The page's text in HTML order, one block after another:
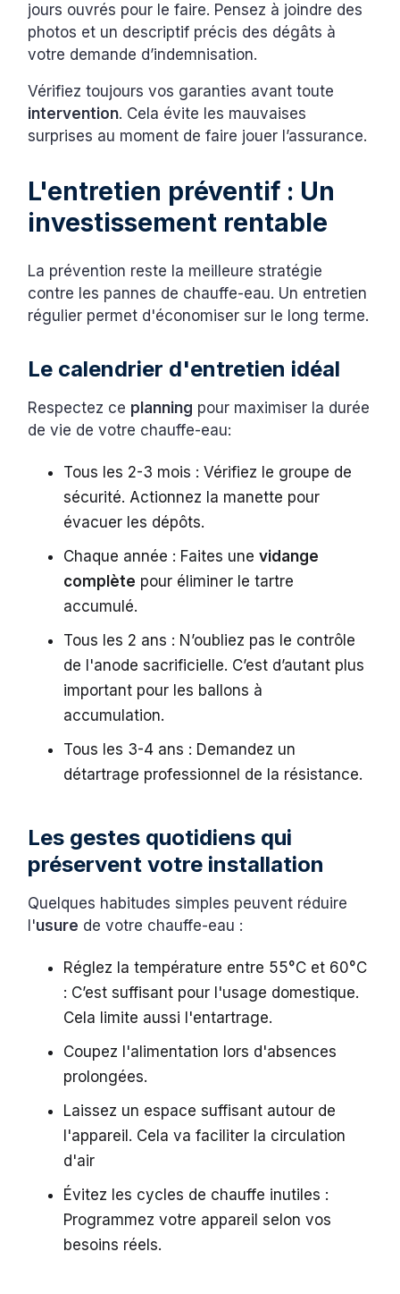
jours ouvrés pour le faire. Pensez à joindre des
photos et un descriptif précis des dégâts à
votre demande d’indemnisation.
Vérifiez toujours vos garanties avant toute
intervention. Cela évite les mauvaises
surprises au moment de faire jouer l’assurance.
L'entretien préventif : Un
investissement rentable
La prévention reste la meilleure stratégie
contre les pannes de chauffe-eau. Un entretien
régulier permet d'économiser sur le long terme.
Le calendrier d'entretien idéal
Respectez ce planning pour maximiser la durée
de vie de votre chauffe-eau:
Tous les 2-3 mois : Vérifiez le groupe de
sécurité. Actionnez la manette pour
évacuer les dépôts.
Chaque année : Faites unevidange
complète pour éliminer le tartre
accumulé.
Tous les 2 ans : N’oubliez pas le contrôle
de l'anode sacrificielle. C’est d’autant plus
important pour les ballons à
accumulation.
Tous les 3-4 ans : Demandez un
détartrage professionnel de la résistance.
Les gestes quotidiens qui
préservent votre installation
Quelques habitudes simples peuvent réduire
l'usure de votre chauffe-eau :
Réglez la température entre 55°C et 60°C
: C’est suffisant pour l'usage domestique.
Cela limite aussi l'entartrage.
Coupez l'alimentation lors d'absences
prolongées.
Laissez un espace suffisant autour de
l'appareil. Cela va faciliter la circulation
d'air
Évitez les cycles de chauffe inutiles :
Programmez votre appareil selon vos
besoins réels.